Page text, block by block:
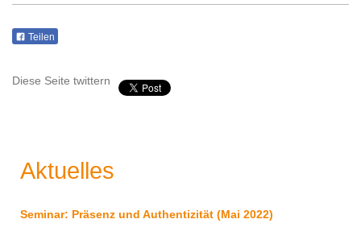
Teilen
Diese Seite twittern
Aktuelles
Seminar: Präsenz und Authentizität (Mai 2022)